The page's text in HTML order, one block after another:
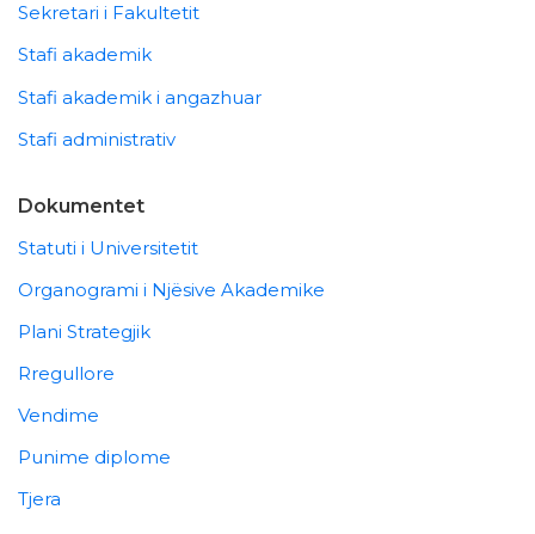
Sekretari i Fakultetit
Stafi akademik
Stafi akademik i angazhuar
Stafi administrativ
Dokumentet
Statuti i Universitetit
Organogrami i Njësive Akademike
Plani Strategjik
Rregullore
Vendime
Punime diplome
Tjera